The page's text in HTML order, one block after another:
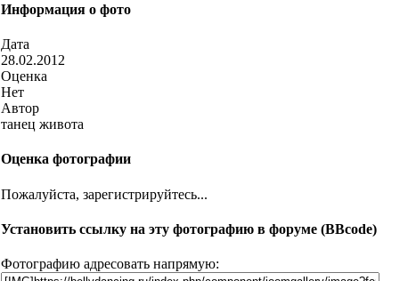
Информация о фото
Дата
28.02.2012
Оценка
Нет
Автор
танец живота
Оценка фотографии
Пожалуйста, зарегистрируйтесь...
Установить ссылку на эту фотографию в форуме (BBcode)
Фотографию адресовать напрямую: